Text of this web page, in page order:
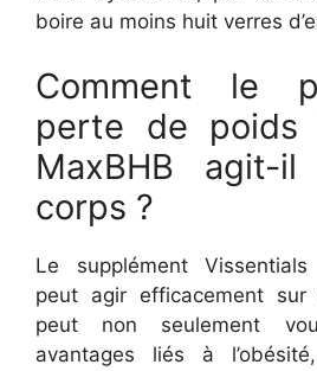
boire au moins huit verres
Comment le
perte de poids
MaxBHB agit-
corps ?
Le supplément
peut agir efficacement sur
peut non seulement
avantages liés à